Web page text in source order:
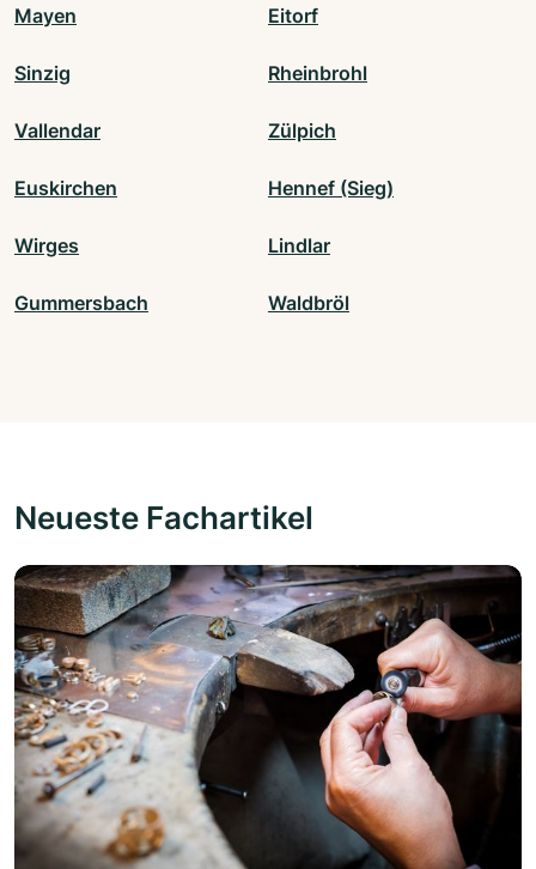
Mayen Eitorf
Sinzig Rheinbrohl
Vallendar Zülpich
Euskirchen Hennef (Sieg)
Wirges Lindlar
Gummersbach Waldbröl
Neueste Fachartikel